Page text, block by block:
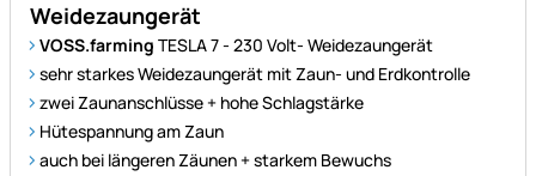
Weidezaungerät
VOSS.farming TESLA 7 - 230 Volt- Weidezaungerät
sehr starkes Weidezaungerät mit Zaun- und Erdkontrolle
zwei Zaunanschlüsse + hohe Schlagstärke
Hütespannung am Zaun
auch bei längeren Zäunen + starkem Bewuchs